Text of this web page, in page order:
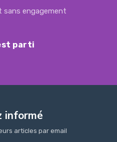
sans engagement
parti
informé
articles par email